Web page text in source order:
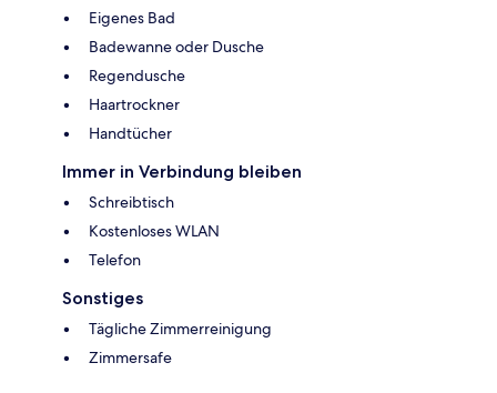
Eigenes Bad
Badewanne oder Dusche
Regendusche
Haartrockner
Handtücher
Immer in Verbindung bleiben
Schreibtisch
Kostenloses WLAN
Telefon
Sonstiges
Tägliche Zimmerreinigung
Zimmersafe